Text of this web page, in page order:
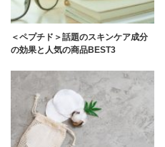
＜ペプチド＞話題のスキンケア成分
の効果と人気の商品BEST3